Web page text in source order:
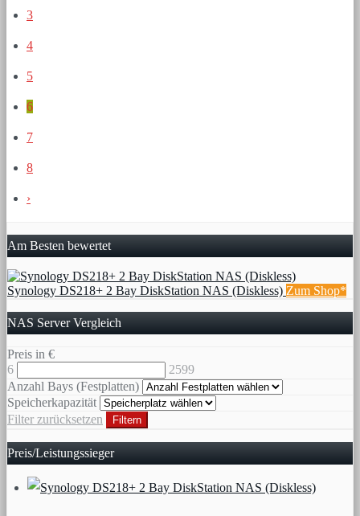
3
4
5
6
7
8
›
Am Besten bewertet
Synology DS218+ 2 Bay DiskStation NAS (Diskless) Zum Shop*
NAS Server Vergleich
Preis in €
6
2599
Anzahl Bays (Festplatten)
Speicherkapazität
Filter zurücksetzen
Filtern
Preis/Leistungssieger